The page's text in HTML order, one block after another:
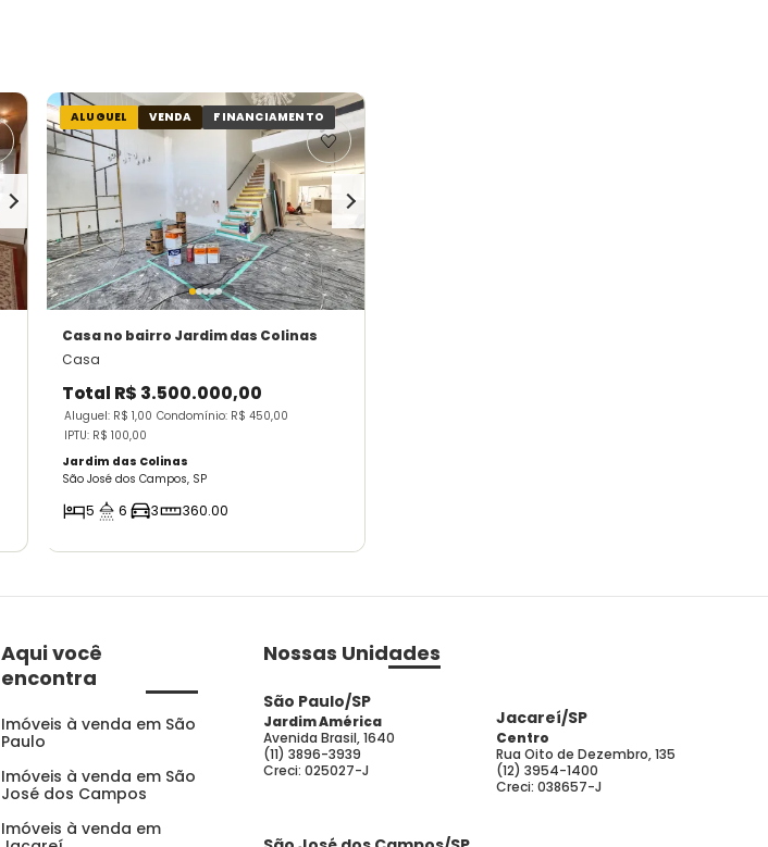
ALUGUEL VENDA FINANCIAMENTO
Casano bairro Jardim das Colinas
Casa
Total R$ 3.500.000,00
Aluguel: R$ 1,00 Condomínio: R$ 450,00
IPTU: R$ 100,00
Jardim das Colinas
São José dos Campos, SP
5 6 3 360.00
Aqui você
encontra
Imóveis à venda em São
Paulo
Imóveis à venda em São
José dos Campos
Imóveis à venda em
Nossas Unidades
São Paulo/SP
Jardim América
Avenida Brasil, 1640
(11) 3896-3939
Creci: 025027-J
Jacareí/SP
Centro
Rua Oito de Dezembro, 135
(12) 3954-1400
Creci: 038657-J